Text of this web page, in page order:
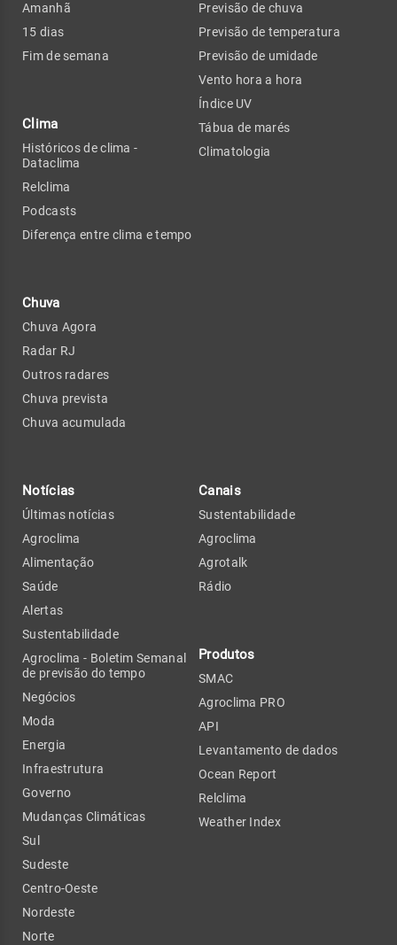
Amanhã
15 dias
Fim de semana
Clima
Históricos de clima -
Dataclima
Relclima
Podcasts
Diferença entre clima e tempo
Chuva
Chuva Agora
Radar RJ
Outros radares
Chuva prevista
Chuva acumulada
Previsão de chuva
Previsão de temperatura
Previsão de umidade
Vento hora a hora
Índice UV
Tábua de marés
Climatologia
Notícias
Últimas notícias
Agroclima
Alimentação
Saúde
Alertas
Sustentabilidade
Agroclima - Boletim Semanal
de previsão do tempo
Negócios
Moda
Energia
Infraestrutura
Governo
Mudanças Climáticas
Sul
Sudeste
Centro-Oeste
Nordeste
Norte
Canais
Sustentabilidade
Agroclima
Agrotalk
Rádio
Produtos
SMAC
Agroclima PRO
API
Levantamento de dados
Ocean Report
Relclima
Weather Index